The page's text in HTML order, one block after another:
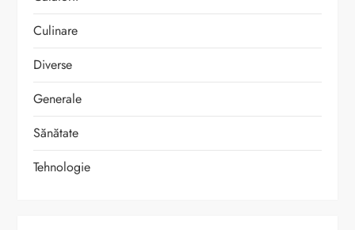
Culinare
Diverse
Generale
Sănătate
Tehnologie